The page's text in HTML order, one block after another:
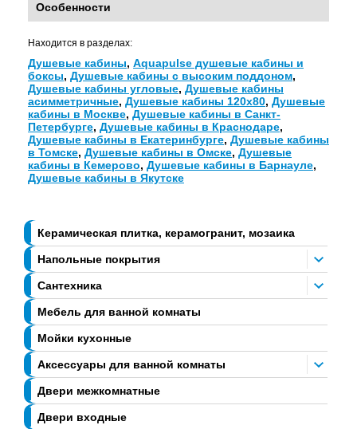
Керамическая плитка, керамогранит, мозаика
Напольные покрытия
Сантехника
Мебель для ванной комнаты
Мойки кухонные
Аксессуары для ванной комнаты
Двери межкомнатные
Двери входные
Особенности
Находится в разделах:
Душевые кабины, Aquapulse душевые кабины и
боксы, Душевые кабины с высоким поддоном,
Душевые кабины угловые, Душевые кабины
асимметричные, Душевые кабины 120х80, Душевые
кабины в Москве, Душевые кабины в Санкт-
Петербурге, Душевые кабины в Краснодаре,
Душевые кабины в Екатеринбурге, Душевые кабины
в Томске, Душевые кабины в Омске, Душевые
кабины в Кемерово, Душевые кабины в Барнауле,
Душевые кабины в Якутске